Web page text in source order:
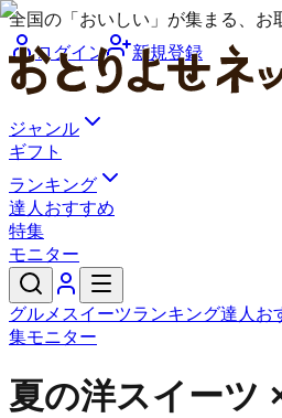
全国の「おいしい」が集まる、お
ログイン
新規登録
ジャンル
ギフト
ランキング
達人おすすめ
特集
モニター
グルメ スイーツランキング達人お
集モニター
夏の洋スイーツ